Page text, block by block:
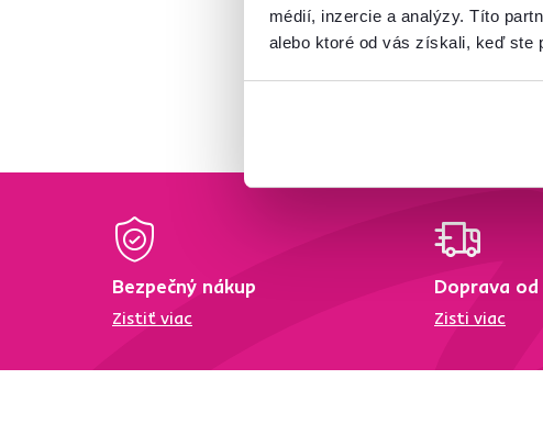
médií, inzercie a analýzy. Títo
alebo ktoré od vás získali, keď ste
HDF
MDF
Drevotrieska
DTD
ABS hrany
Bezpečný nákup
Zistiť viac
Doprava
Zisti viac